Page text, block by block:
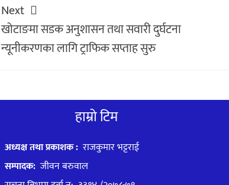
Next
खोटाङमा सडक अनुशासन तथा सवारी दुर्घटना
न्यूनीकरणका लागि ट्राफिक सप्ताह सुरु
हाम्रो टिम
अध्यक्ष तथा प्रकाशक : राजकुमार भट्टराई
सम्पादक:जीवन बरुवाल